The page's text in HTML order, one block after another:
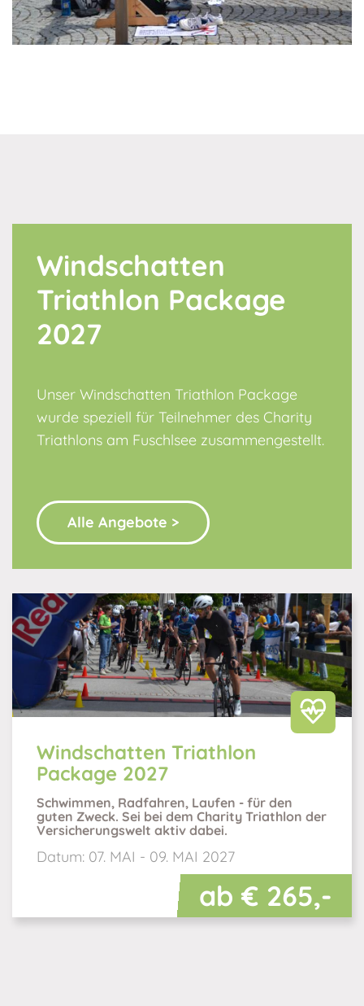
Windschatten
Triathlon Package
2027
Unser Windschatten Triathlon Package
wurde speziell für Teilnehmer des Charity
Triathlons am Fuschlsee zusammengestellt.
Alle Angebote >
Windschatten Triathlon
Package 2027
Schwimmen, Radfahren, Laufen - für den
guten Zweck. Sei bei dem Charity Triathlon der
Versicherungswelt aktiv dabei.
Datum: 07. MAI - 09. MAI 2027
ab € 265,-